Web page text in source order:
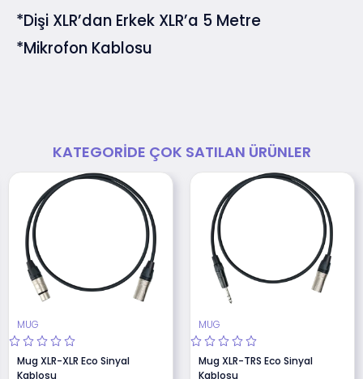
*Dişi XLR’dan Erkek XLR’a 5 Metre
*Mikrofon Kablosu
KATEGORIDE ÇOK SATILAN ÜRÜNLER
MUG
Mug XLR-XLR Eco Sinyal
Kablosu
MUG
Mug XLR-TRS Eco Sinyal
Kablosu